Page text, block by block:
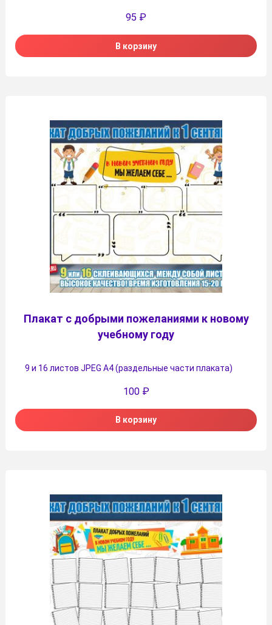
95 ₽
В корзину
Плакат с добрыми пожеланиями к новому
учебному году
9 и 16 листов JPEG А4 (раздельные части плаката)
100 ₽
В корзину